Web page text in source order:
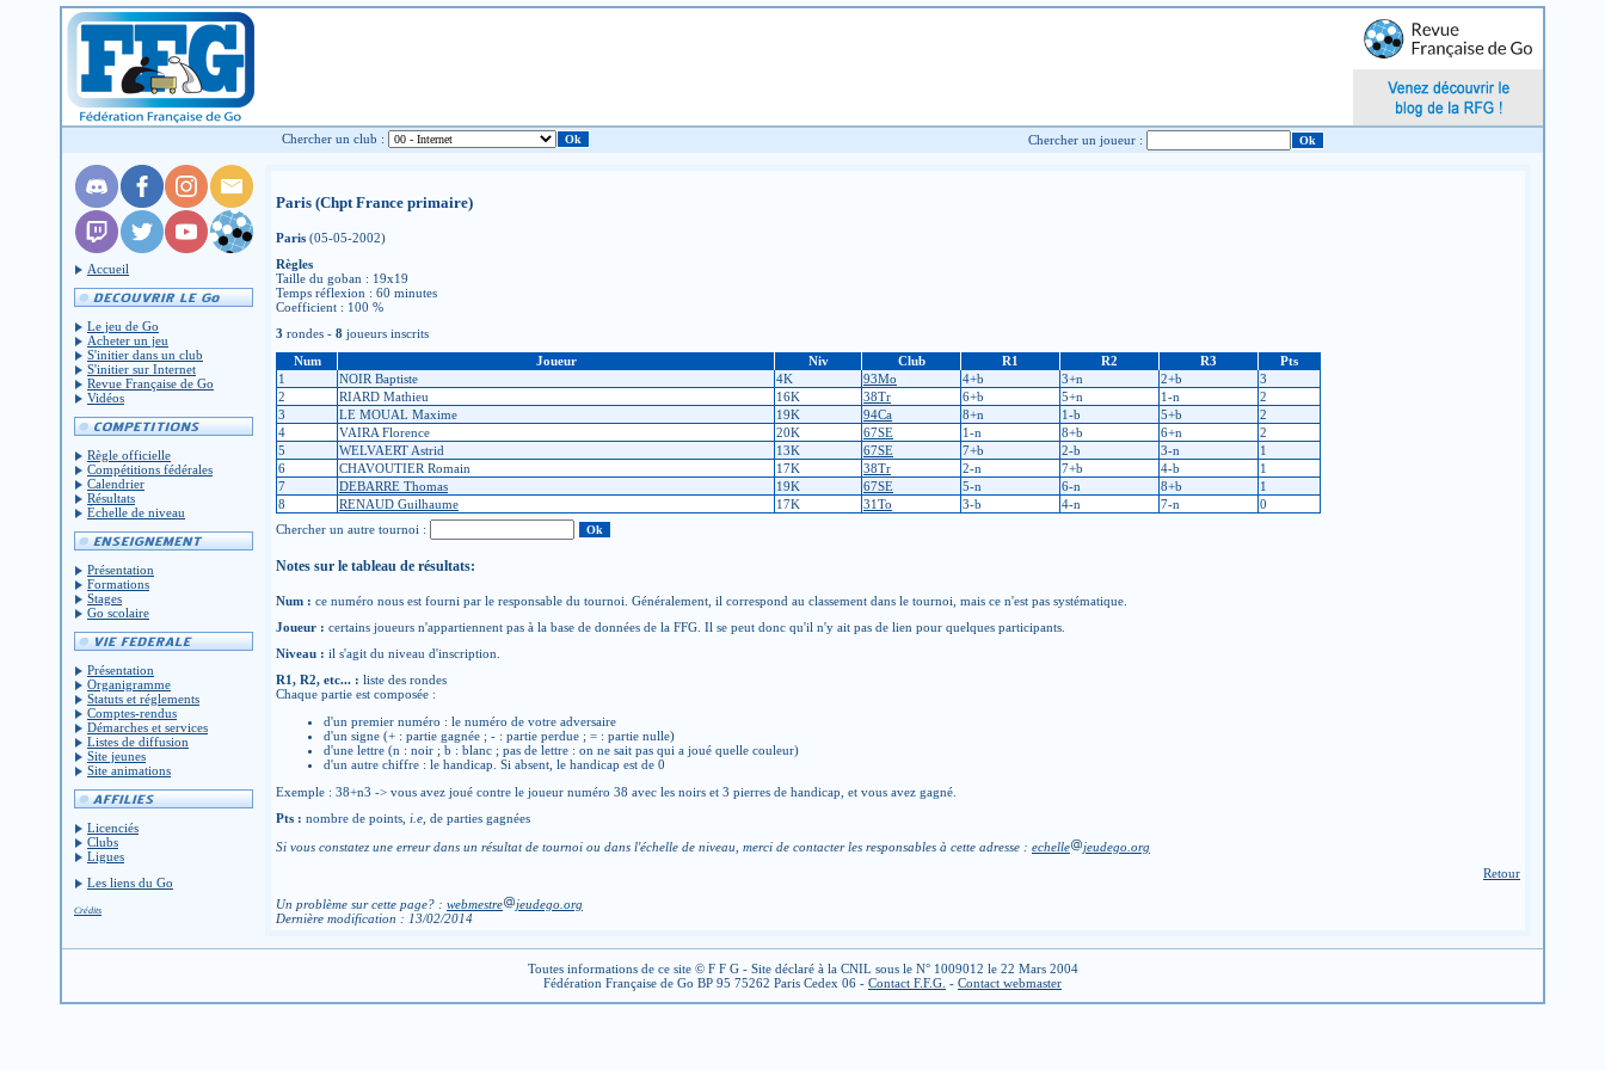
Chercher un club : Chercher un joueur :
Accueil
Le jeu de Go
Acheter un jeu
S'initier dans un club
S'initier sur Internet
Revue Française de Go
Vidéos
Règle officielle
Compétitions fédérales
Calendrier
Résultats
Échelle de niveau
Présentation
Formations
Stages
Go scolaire
Présentation
Organigramme
Statuts et réglements
Comptes-rendus
Démarches et services
Listes de diffusion
Site jeunes
Site animations
Licenciés
Clubs
Ligues
Les liens du Go
Crédits
Paris (Chpt France primaire)
Paris (05-05-2002)
Règles
Taille du goban : 19x19
Temps réflexion : 60 minutes
Coefficient : 100 %
3 rondes - 8 joueurs inscrits
Num
Joueur Niv Club R1 R2 R3
Pts
1
NOIR Baptiste 4K 93Mo 4+b 3+n 2+b
3
2
RIARD Mathieu 16K 38Tr 6+b 5+n 1-n
2
3
LE MOUAL Maxime 19K 94Ca 8+n 1-b 5+b
2
4
VAIRA Florence 20K 67SE 1-n 8+b 6+n
2
5
WELVAERT Astrid 13K 67SE 7+b 2-b 3-n
1
6
CHAVOUTIER Romain 17K 38Tr 2-n 7+b 4-b
1
7
DEBARRE Thomas 19K 67SE 5-n 6-n 8+b
1
8
RENAUD Guilhaume 17K 31To 3-b 4-n 7-n
0
Chercher un autre tournoi :
Notes sur le tableau de résultats:
Num : ce numéro nous est fourni par le responsable du tournoi. Généralement, il correspond au classement dans le tournoi, mais ce n'est pas systématique.
Joueur : certains joueurs n'appartiennent pas à la base de données de la FFG. Il se peut donc qu'il n'y ait pas de lien pour quelques participants.
Niveau : il s'agit du niveau d'inscription.
R1, R2, etc... : liste des rondes
Chaque partie est composée :
d'un premier numéro : le numéro de votre adversaire
d'un signe (+ : partie gagnée ; - : partie perdue ; = : partie nulle)
d'une lettre (n : noir ; b : blanc ; pas de lettre : on ne sait pas qui a joué quelle couleur)
d'un autre chiffre : le handicap. Si absent, le handicap est de 0
Exemple : 38+n3 -> vous avez joué contre le joueur numéro 38 avec les noirs et 3 pierres de handicap, et vous avez gagné.
Pts : nombre de points, i.e , de parties gagnées
Si vous constatez une erreur dans un résultat de tournoi ou dans l'échelle de niveau, merci de contacter les responsables à cette adresse : echelle
jeudego.org
Retour
Un problème sur cette page? : webmestre
jeudego.org
Dernière modification : 13/02/2014
Toutes informations de ce site © F F G - Site déclaré à la CNIL sous le N° 1009012 le 22 Mars 2004
Fédération Française de Go BP 95 75262 Paris Cedex 06 - Contact F.F.G. - Contact webmaster